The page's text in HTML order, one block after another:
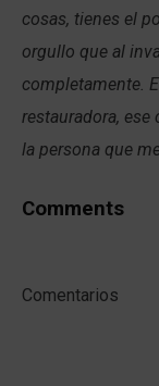
cosas, tienes el
orgullo que al
completamente.
restauradora,
la persona que
Comments
Comentarios